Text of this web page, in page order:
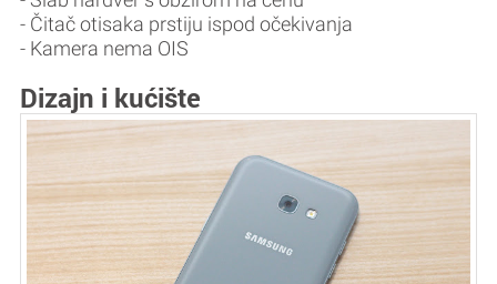
- Čitač otisaka prstiju ispod očekivanja
- Kamera nema OIS
Dizajn i kućište